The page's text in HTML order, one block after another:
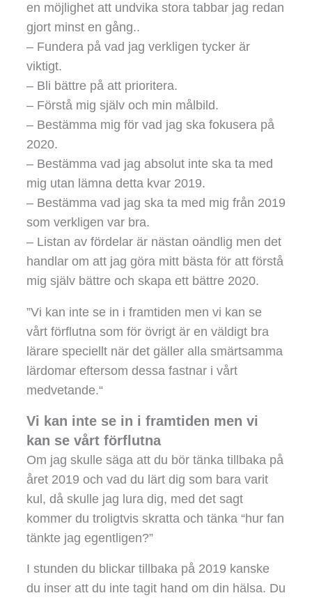
en möjlighet att undvika stora tabbar jag redan
gjort minst en gång..
– Fundera på vad jag verkligen tycker är
viktigt.
– Bli bättre på att prioritera.
– Förstå mig själv och min målbild.
– Bestämma mig för vad jag ska fokusera på
2020.
– Bestämma vad jag absolut inte ska ta med
mig utan lämna detta kvar 2019.
– Bestämma vad jag ska ta med mig från 2019
som verkligen var bra.
– Listan av fördelar är nästan oändlig men det
handlar om att jag göra mitt bästa för att förstå
mig själv bättre och skapa ett bättre 2020.
”Vi kan inte se in i framtiden men vi kan se
vårt förflutna som för övrigt är en väldigt bra
lärare speciellt när det gäller alla smärtsamma
lärdomar eftersom dessa fastnar i vårt
medvetande.“
Vi kan inte se in i framtiden men vi
kan se vårt förflutna
Om jag skulle säga att du bör tänka tillbaka på
året 2019 och vad du lärt dig som bara varit
kul, då skulle jag lura dig, med det sagt
kommer du troligtvis skratta och tänka “hur fan
tänkte jag egentligen?”
I stunden du blickar tillbaka på 2019 kanske
du inser att du inte tagit hand om din hälsa. Du